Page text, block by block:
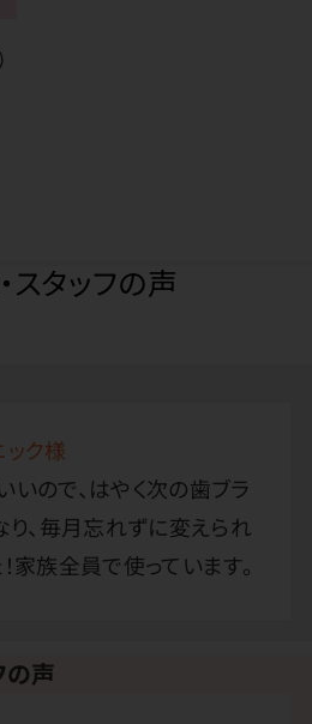
スタッフの声
ク様
ので、はやく次の歯ブラ
り、毎月忘れずに変えられ
家族全員で使っています。
の声